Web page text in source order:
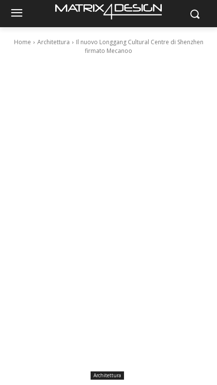
Home Architettura
Il nuovo Longgang Cultural Centre di Shenzhen
firmato Mecanoo
Architettura